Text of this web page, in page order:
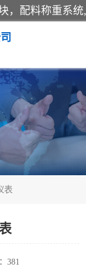
表
381